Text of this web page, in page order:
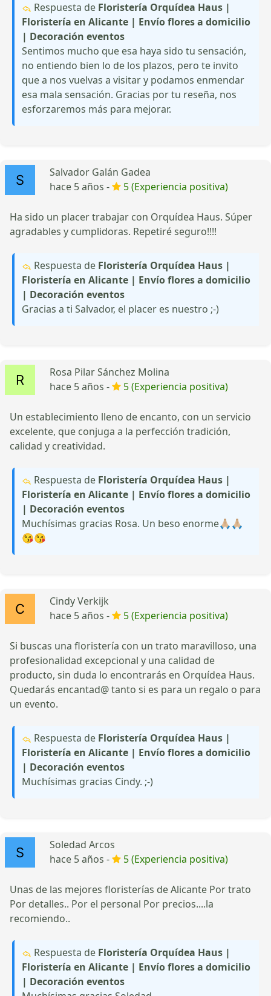
Respuesta de Floristería Orquídea Haus |
Floristería en Alicante | Envío flores a domicilio
| Decoración eventos
Sentimos mucho que esa haya sido tu sensación,
no entiendo bien lo de los plazos, pero te invito
que a nos vuelvas a visitar y podamos enmendar
esa mala sensación. Gracias por tu reseña, nos
esforzaremos más para mejorar.
Salvador Galán Gadea
hace 5 años -
5 (Experiencia positiva)
Ha sido un placer trabajar con Orquídea Haus. Súper
agradables y cumplidoras. Repetiré seguro!!!!
Respuesta de Floristería Orquídea Haus |
Floristería en Alicante | Envío flores a domicilio
| Decoración eventos
Gracias a ti Salvador, el placer es nuestro ;-)
Rosa Pilar Sánchez Molina
hace 5 años -
5 (Experiencia positiva)
Un establecimiento lleno de encanto, con un servicio
excelente, que conjuga a la perfección tradición,
calidad y creatividad.
Respuesta de Floristería Orquídea Haus |
Floristería en Alicante | Envío flores a domicilio
| Decoración eventos
Muchísimas gracias Rosa. Un beso enorme🙏🏼🙏🏼
😘😘
Cindy Verkijk
hace 5 años -
5 (Experiencia positiva)
Si buscas una floristería con un trato maravilloso, una
profesionalidad excepcional y una calidad de
producto, sin duda lo encontrarás en Orquídea Haus.
Quedarás encantad@ tanto si es para un regalo o para
un evento.
Respuesta de Floristería Orquídea Haus |
Floristería en Alicante | Envío flores a domicilio
| Decoración eventos
Muchísimas gracias Cindy. ;-)
Soledad Arcos
hace 5 años -
5 (Experiencia positiva)
Unas de las mejores floristerías de Alicante Por trato
Por detalles.. Por el personal Por precios....la
recomiendo..
Respuesta de Floristería Orquídea Haus |
Floristería en Alicante | Envío flores a domicilio
| Decoración eventos